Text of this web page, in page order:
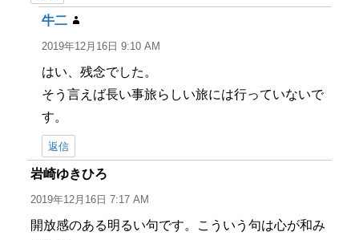
牛二
り:
2019年12月16日 9:10 AM
はい、残念でした。
そう言えば長い事旅らしい旅には行っていないで
す。
返信
岩崎ゆきひろ
り:
2019年12月16日 7:17 AM
開放感のある明るい句です。こういう句は心が和み